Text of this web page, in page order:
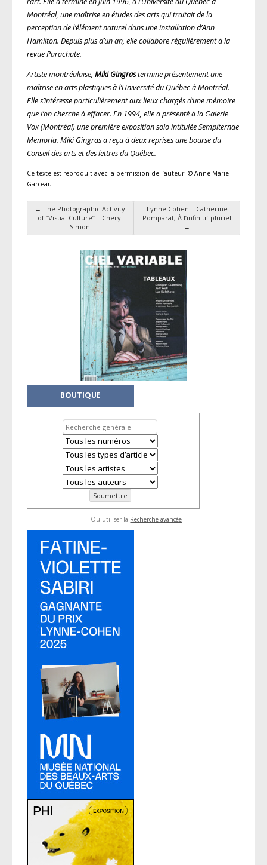
Montréal, une maîtrise en études des arts qui traitait de la
perception de l’élément naturel dans une installation d’Ann
Hamilton. Depuis plus d’un an, elle collabore régulièrement à la
revueParachute.
Artiste montréalaise, Miki Gingrastermine présentement une
maîtrise en arts plastiques à l’Université du Québec à Montréal.
Elle s’intéresse particulièrement aux lieux chargés d’une mémoire
que l’on cherche à effacer. En 1994, elle a présenté à la Galerie
Vox (Montréal) une première exposition solo intituléeSempiternae
Memoria. Miki Gingras a reçu à deux reprises une bourse du
Conseil des arts et des lettres du Québec.
Ce texte est reproduit avec la permission de l’auteur. © Anne-Marie
Garceau
Navigation des articles
← The Photographic Activity
of “Visual Culture” – Cheryl
Simon
Lynne Cohen – Catherine
Pomparat, À l’infinitif pluriel
→
BOUTIQUE
Ou utiliser la Recherche avancée